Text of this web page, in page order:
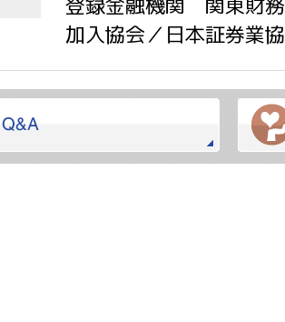
加入協会／日本証券